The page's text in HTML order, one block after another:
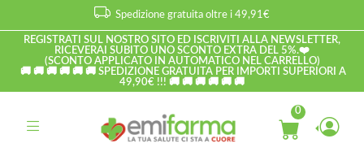
Spedizione gratuita oltre i 49,91€
REGISTRATI SUL NOSTRO SITO ED ISCRIVITI ALLA NEWSLETTER,
RICEVERAI SUBITO UNO SCONTO EXTRA DEL 5%.❤️
(SCONTO APPLICATO IN AUTOMATICO NEL CARRELLO)
🚚 🚚 🚚 🚚 🚚 🚚 SPEDIZIONE GRATUITA PER IMPORTI SUPERIORI A
49,90€ !!! 🚚 🚚 🚚 🚚 🚚 🚚
0